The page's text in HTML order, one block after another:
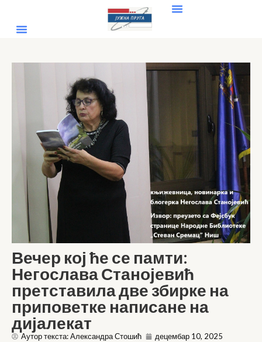
Вечер кој ће се памти:
Негослава Станојевић
претставила две збирке на
приповетке написане на
дијалекат
Аутор текста: Александра Стошић
децембар 10, 2025